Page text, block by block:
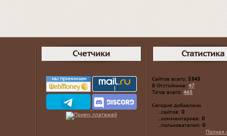
Счетчики Статистика
Сайтов всего: 5343
В Отстойнике: 47
Тэгов всего: 465
Сегодня добавлено
...сайтов: 0
...комментариев: 0
...пользователей: 0
Полная